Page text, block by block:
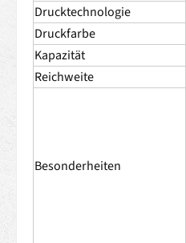
Drucktechnologie
Druckfarbe
Kapazität
Reichweite
Besonderheiten